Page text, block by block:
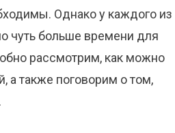
Однако у каждого из
чуть больше времени для
рассмотрим, как можно
а также поговорим о том,